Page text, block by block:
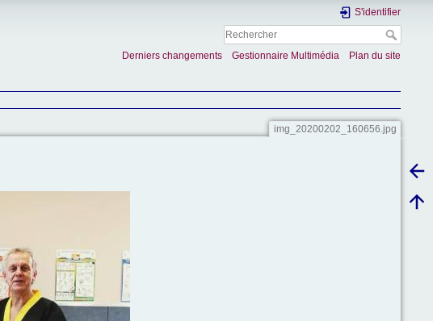
S'identifier
Derniers changements Gestionnaire Multimédia Plan du site
img_20200202_160656.jpg